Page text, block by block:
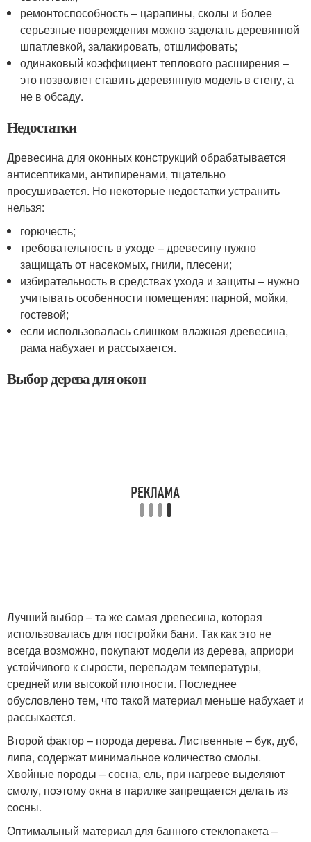
ремонтоспособность – царапины, сколы и более
серьезные повреждения можно заделать деревянной
шпатлевкой, залакировать, отшлифовать;
одинаковый коэффициент теплового расширения –
это позволяет ставить деревянную модель в стену, а
не в обсаду.
Недостатки
Древесина для оконных конструкций обрабатывается
антисептиками, антипиренами, тщательно
просушивается. Но некоторые недостатки устранить
нельзя:
горючесть;
требовательность в уходе – древесину нужно
защищать от насекомых, гнили, плесени;
избирательность в средствах ухода и защиты – нужно
учитывать особенности помещения: парной, мойки,
гостевой;
если использовалась слишком влажная древесина,
рама набухает и рассыхается.
Выбор дерева для окон
Лучший выбор – та же самая древесина, которая
использовалась для постройки бани. Так как это не
всегда возможно, покупают модели из дерева, априори
устойчивого к сырости, перепадам температуры,
средней или высокой плотности. Последнее
обусловлено тем, что такой материал меньше набухает и
рассыхается.
Второй фактор – порода дерева. Лиственные – бук, дуб,
липа, содержат минимальное количество смолы.
Хвойные породы – сосна, ель, при нагреве выделяют
смолу, поэтому окна в парилке запрещается делать из
сосны.
Оптимальный материал для банного стеклопакета –